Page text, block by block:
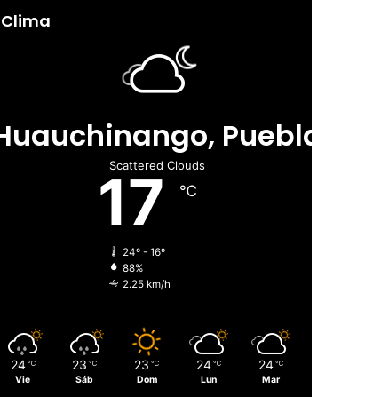
Clima
Puebla
Scattered Clouds
17 ℃
24º - 16º
88%
2.25 km/h
24 ℃
Vie
23 ℃
Sáb
23 ℃
Dom
24 ℃
Lun
24 ℃
Mar